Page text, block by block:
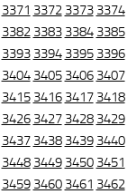
3371 3372 3373 3374
3382 3383 3384 3385
3393 3394 3395 3396
3404 3405 3406 3407
3415 3416 3417 3418
3426 3427 3428 3429
3437 3438 3439 3440
3448 3449 3450 3451
3459 3460 3461 3462